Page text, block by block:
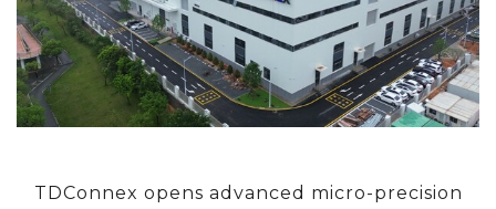
TDConnex opens advanced micro-precision